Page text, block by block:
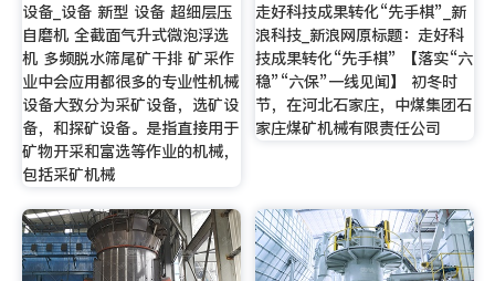
设备_设备 新型 设备 超细层压
自磨机 全截面气升式微泡浮选
机 多频脱水筛尾矿干排 矿采作
业中会应用都很多的专业性机械
设备大致分为采矿设备，选矿设
备，和探矿设备。是指直接用于
矿物开采和富选等作业的机械，
包括采矿机械
走好科技成果转化“先手棋”_新
浪科技_新浪网原标题：走好科
技成果转化“先手棋” 【落实“六
稳”“六保”一线见闻】 初冬时
节，在河北石家庄，中煤集团石
家庄煤矿机械有限责任公司